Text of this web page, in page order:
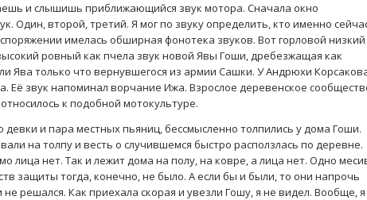
и слышишь приближающийся звук мотора. Сначала окно
Один, второй, третий. Я мог по звуку определить, кто именно
имелась обширная фонотека звуков. Вот горловой низкий
ровный как пчела звук новой Явы Гоши, дребезжащая как
Ява только что вернувшегося из армии Сашки. У Андрюхи
Её звук напоминал ворчание Ижа. Взрослое деревенское
к подобной мотокультуре.
девки и пара местных пьяниц, бессмысленно толпились у дома Гоши.
на толпу и весть о случившемся быстро расползлась по деревне.
лица нет. Так и лежит дома на полу, на ковре, а лица нет. Одно
защиты тогда, конечно, не было. А если бы и были, то они напрочь
решался. Как приехала скорая и увезли Гошу, я не видел. Вообще, я